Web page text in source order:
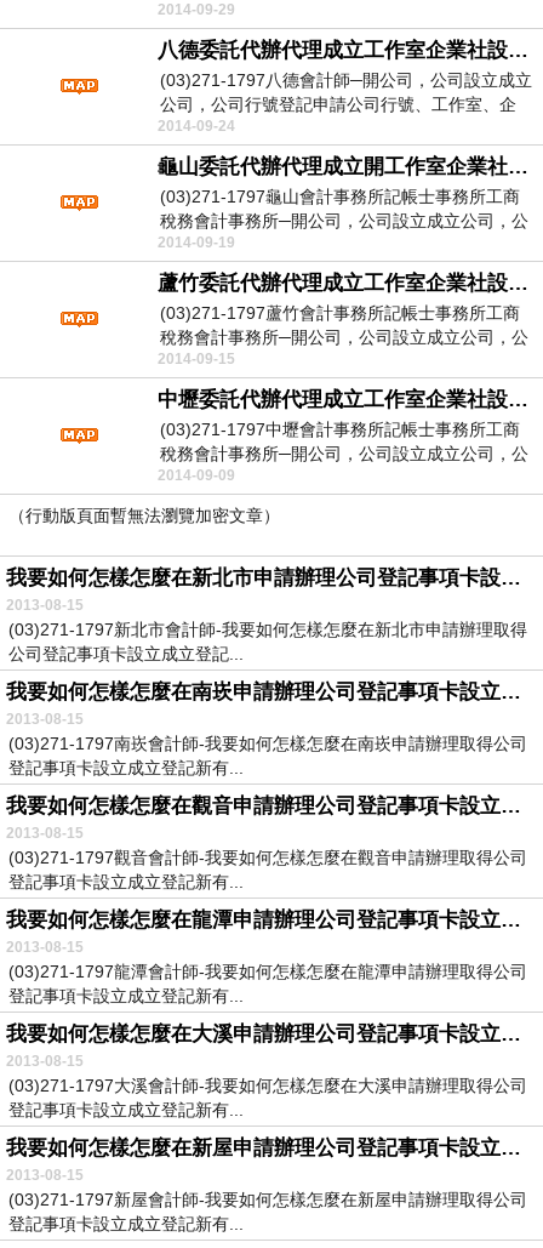
營...
2014-09-29
八德委託代辦代理成立工作室企業社設立申請登記
(03)271-1797八德會計師─開公司，公司設立成立
公司，公司行號登記申請公司行號、工作室、企
業...
2014-09-24
龜山委託代辦代理成立開工作室企業社行號商號設立申請登記
(03)271-1797龜山會計事務所記帳士事務所工商
稅務會計事務所─開公司，公司設立成立公司，公
司...
2014-09-19
蘆竹委託代辦代理成立工作室企業社設立申請登記
(03)271-1797蘆竹會計事務所記帳士事務所工商
稅務會計事務所─開公司，公司設立成立公司，公
司...
2014-09-15
中壢委託代辦代理成立工作室企業社設立申請登記
(03)271-1797中壢會計事務所記帳士事務所工商
稅務會計事務所─開公司，公司設立成立公司，公
司...
2014-09-09
（行動版頁面暫無法瀏覽加密文章）
我要如何怎樣怎麼在新北市申請辦理公司登記事項卡設立成立登記新有限公司股份有限公司
2013-08-15
(03)271-1797新北市會計師-我要如何怎樣怎麼在新北市申請辦理取得
公司登記事項卡設立成立登記...
我要如何怎樣怎麼在南崁申請辦理公司登記事項卡設立成立登記新有限公司股份有限公司
2013-08-15
(03)271-1797南崁會計師-我要如何怎樣怎麼在南崁申請辦理取得公司
登記事項卡設立成立登記新有...
我要如何怎樣怎麼在觀音申請辦理公司登記事項卡設立成立登記新有限公司股份有限公司
2013-08-15
(03)271-1797觀音會計師-我要如何怎樣怎麼在觀音申請辦理取得公司
登記事項卡設立成立登記新有...
我要如何怎樣怎麼在龍潭申請辦理公司登記事項卡設立成立登記新有限公司股份有限公司
2013-08-15
(03)271-1797龍潭會計師-我要如何怎樣怎麼在龍潭申請辦理取得公司
登記事項卡設立成立登記新有...
我要如何怎樣怎麼在大溪申請辦理公司登記事項卡設立成立登記新有限公司股份有限公司
2013-08-15
(03)271-1797大溪會計師-我要如何怎樣怎麼在大溪申請辦理取得公司
登記事項卡設立成立登記新有...
我要如何怎樣怎麼在新屋申請辦理公司登記事項卡設立成立登記新有限公司股份有限公司
2013-08-15
(03)271-1797新屋會計師-我要如何怎樣怎麼在新屋申請辦理取得公司
登記事項卡設立成立登記新有...